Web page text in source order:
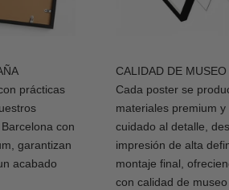
prácticas
con
garantizan
acabado
CALIDAD DE MUSEO
Cada poster se
materiales premium
cuidado al detalle,
impresión de alta
montaje final,
con calidad de